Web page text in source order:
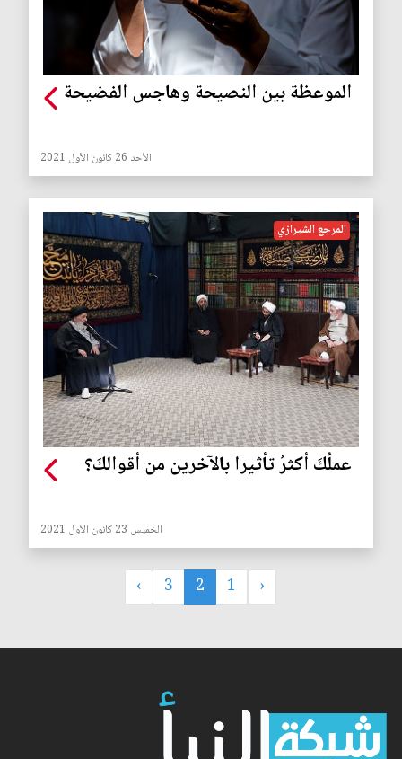
الموعظة بين النصيحة وهاجس الفضيحة
الأحد 26 كانون الأول 2021
المرجع الشيرازي
عملُكَ أكثرُ تأثيرا بالآخرين من أقوالكَ؟
الخميس 23 كانون الأول 2021
‹
1
2
3
›